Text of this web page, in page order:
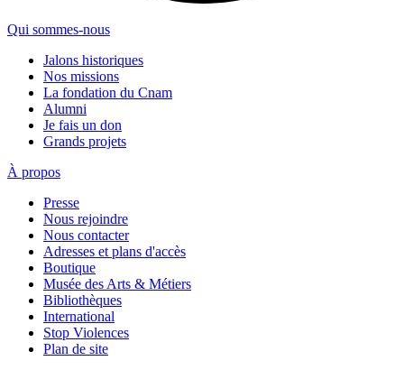
Qui sommes-nous
Jalons historiques
Nos missions
La fondation du Cnam
Alumni
Je fais un don
Grands projets
À propos
Presse
Nous rejoindre
Nous contacter
Adresses et plans d'accès
Boutique
Musée des Arts & Métiers
Bibliothèques
International
Stop Violences
Plan de site